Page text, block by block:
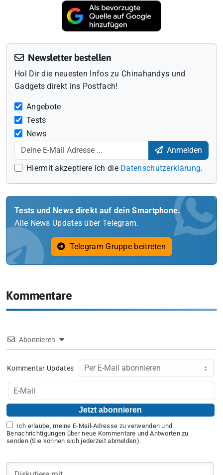
Newsletter bestellen
Hol Dir die neuesten Infos zu Chinahandys und
Gadgets direkt ins Postfach!
Angebote
Tests
News
Anmelden
Hiermit akzeptiere ich die Datenschutzerklärung.
Tests und News direkt auf dein Smartphone.
Alle News Updates über Telegram.
Telegram Gruppe beitreten
Kommentare
Abonnieren
Kommentar Updates
Ich erlaube, meine E-Mail-Adresse zu verwenden und
Benachrichtigungen über neue Kommentare und Antworten zu
senden (Sie können sich jederzeit abmelden).